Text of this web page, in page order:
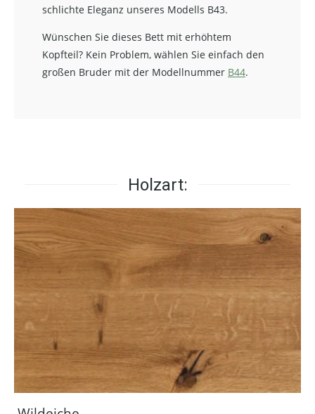
schlichte Eleganz unseres Modells B43.
Wünschen Sie dieses Bett mit erhöhtem
Kopfteil? Kein Problem, wählen Sie einfach den
großen Bruder mit der Modellnummer B44.
Holzart: